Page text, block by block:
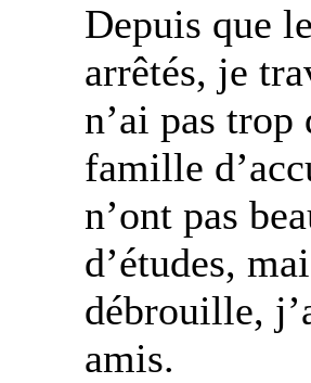
Depuis que
arrêtés, je
n’ai pas trop
famille
n’ont pas
d’études,
débrouille,
amis.